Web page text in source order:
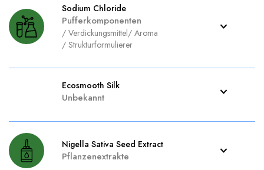
Sodium Chloride
Pufferkomponenten
/ Verdickungsmittel/ Aroma
/ Strukturformulierer
Ecosmooth Silk
Unbekannt
Nigella Sativa Seed Extract
Pflanzenextrakte